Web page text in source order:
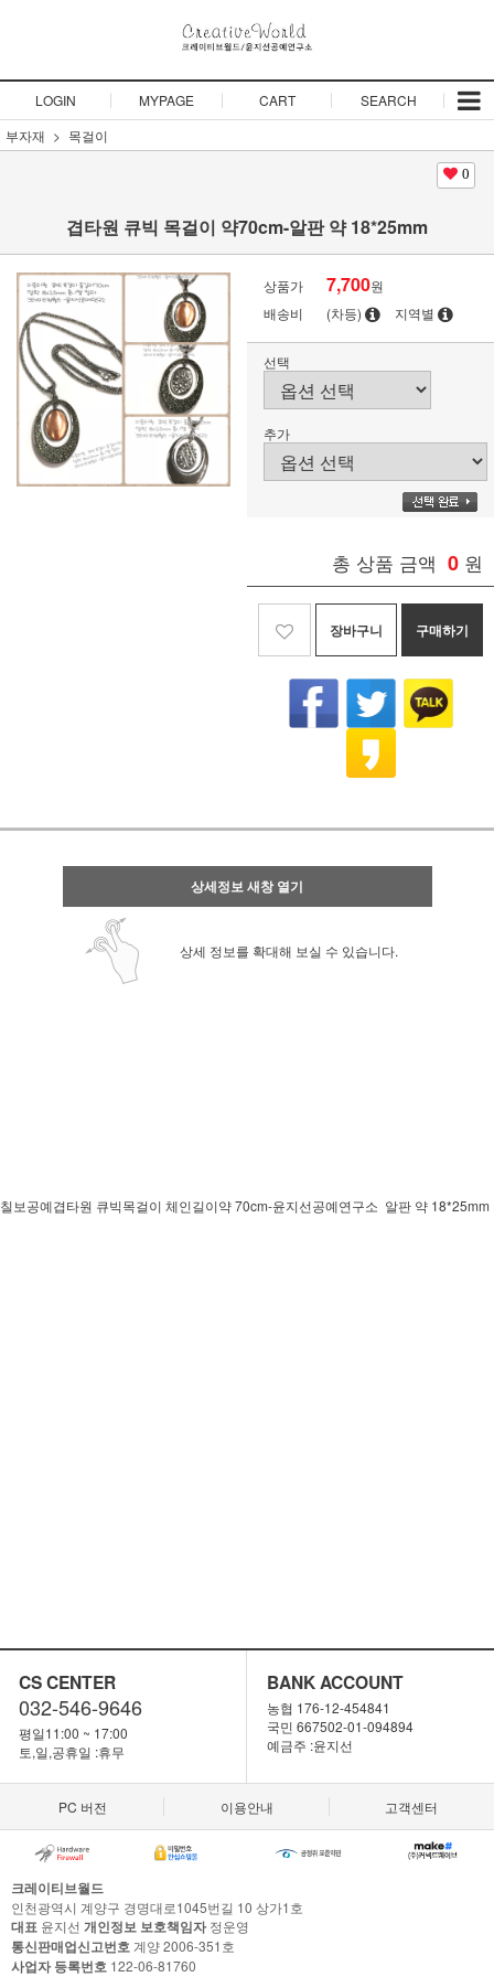
LOGIN MYPAGE CART
SEARCH
부자재
목걸이
0
겹타원 큐빅 목걸이 약70cm-알판 약 18*25mm
상품가 7,700원
배송비
(차등) 지역별
선택
추가
총 상품 금액 0 원
장바구니 구매하기
상세정보 새창 열기
상세 정보를 확대해 보실 수 있습니다.
칠보공예겹타원 큐빅목걸이 체인길이약 70cm-윤지선공예연구소 알판 약 18*25mm
CS CENTER
032-546-9646
평일11:00 ~ 17:00
토,일,공휴일 :휴무
BANK ACCOUNT
농협 176-12-454841
국민 667502-01-094894
예금주 :윤지선
PC 버전 이용안내 고객센터
크레이티브월드
인천광역시 계양구 경명대로1045번길 10 상가1호
대표 윤지선 개인정보 보호책임자정운영
통신판매업신고번호 계양 2006-351호
사업자 등록번호 122-06-81760